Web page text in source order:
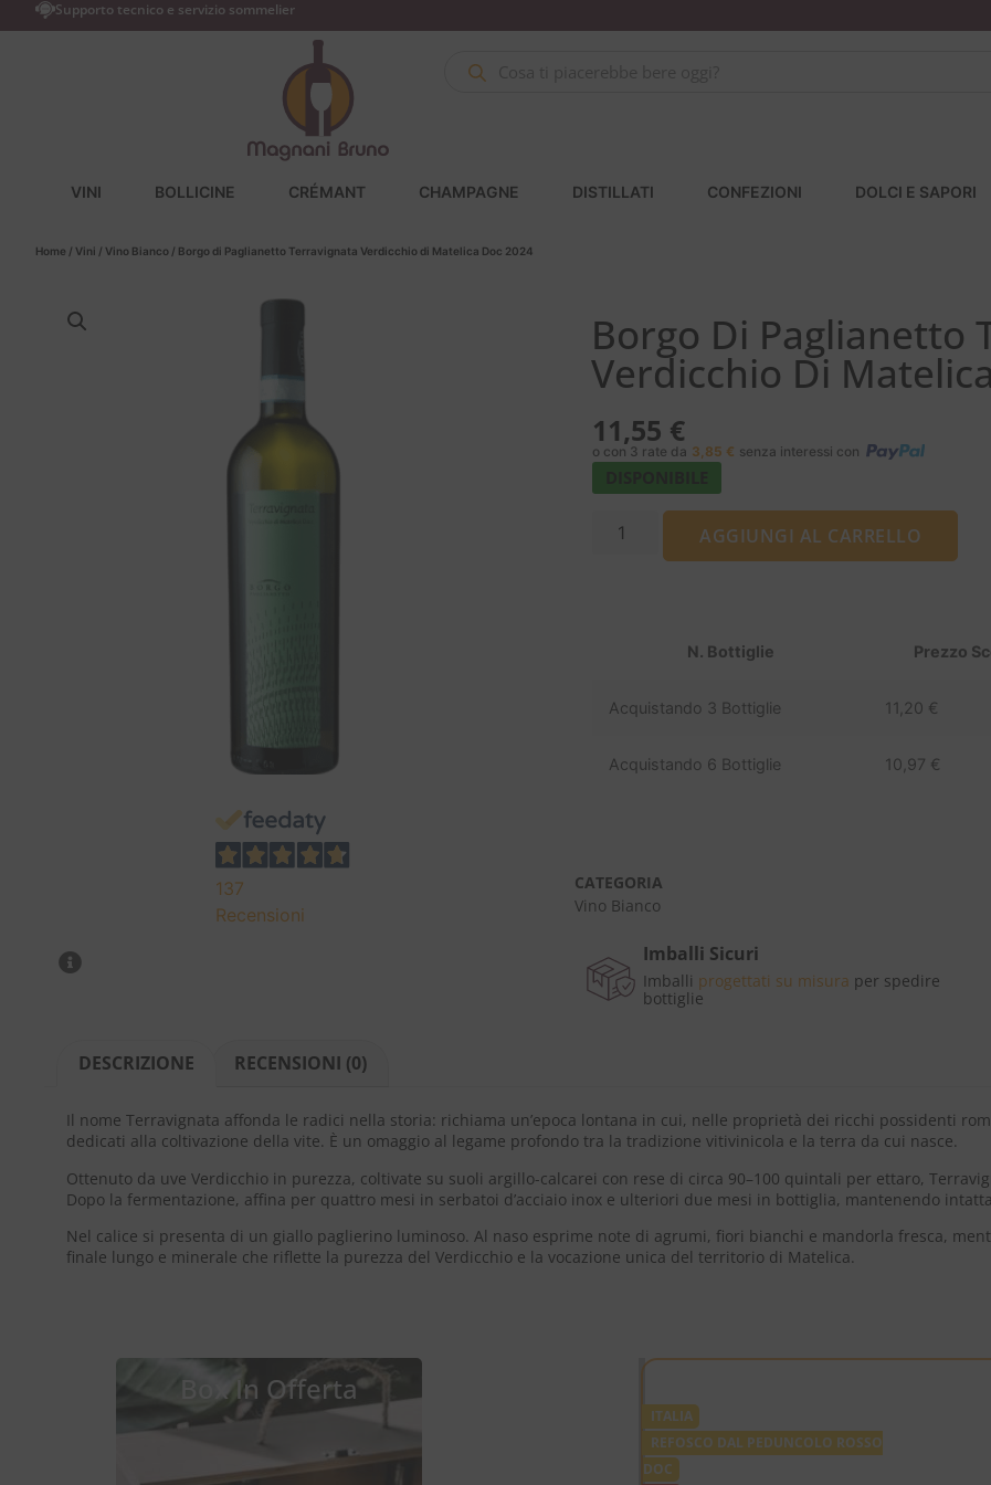
Supporto tecnico e servizio sommelier
VINI BOLLICINE CRÉMANT CHAMPAGNE DISTILLATI CONFEZIONI DOLCI E SAPORI
Home / Vini / Vino Bianco / Borgo di Paglianetto Terravignata Verdicchio di Matelica Doc 2024
137
Recensioni
Borgo Di Paglianetto
Verdicchio Di
11,55 €
o con 3 rate da 3,85 € senza interessi con
AGGIUNGI AL CARRELLO
N. Bottiglie Prezzo
Acquistando 3 Bottiglie 11,20 €
Acquistando 6 Bottiglie 10,97 €
CATEGORIA
Vino Bianco
Imballi Sicuri
Imballi progettati su misura per spedire
bottiglie
DESCRIZIONE RECENSIONI (0)
Terravignata
è
Verdicchio
di
che
incarna
marchigiano.
distingue
Il nome Terravignata affonda le radici nella storia: richiama un’epoca lontana in cui, nelle proprietà dei ricchi possidenti
dedicati alla coltivazione della vite. È un omaggio al legame profondo tra la tradizione vitivinicola e la terra da cui nasce.
Ottenuto da uve Verdicchio in purezza, coltivate su suoli argillo-calcarei con rese di circa 90–100 quintali per ettaro,
Dopo la fermentazione, affina per quattro mesi in serbatoi d’acciaio inox e ulteriori due mesi in bottiglia, mantenendo
Nel calice si presenta di un giallo paglierino luminoso. Al naso esprime note di agrumi, fiori bianchi e mandorla fresca,
finale lungo e minerale che riflette la purezza del Verdicchio e la vocazione unica del territorio di Matelica.
Box In Offerta
ITALIA
REFOSCO DAL PEDUNCOLO ROSSO
DOC